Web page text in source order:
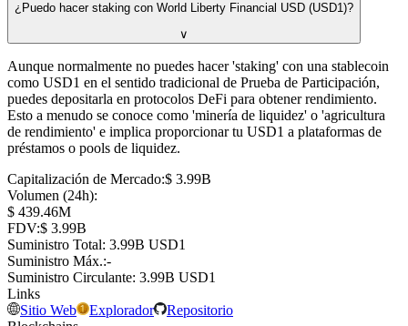
¿Puedo hacer staking con World Liberty Financial USD (USD1)?
∨
Aunque normalmente no puedes hacer 'staking' con una stablecoin
como USD1 en el sentido tradicional de Prueba de Participación,
puedes depositarla en protocolos DeFi para obtener rendimiento.
Esto a menudo se conoce como 'minería de liquidez' o 'agricultura
de rendimiento' e implica proporcionar tu USD1 a plataformas de
préstamos o pools de liquidez.
Capitalización de Mercado:⁦$⁩ 3.99B
Volumen (24h):
⁦$⁩ 439.46M
FDV:⁦$⁩ 3.99B
Suministro Total: ⁦⁩ 3.99B USD1
Suministro Máx.:-
Suministro Circulante: ⁦⁩ 3.99B USD1
Links
Sitio Web
Explorador
Repositorio